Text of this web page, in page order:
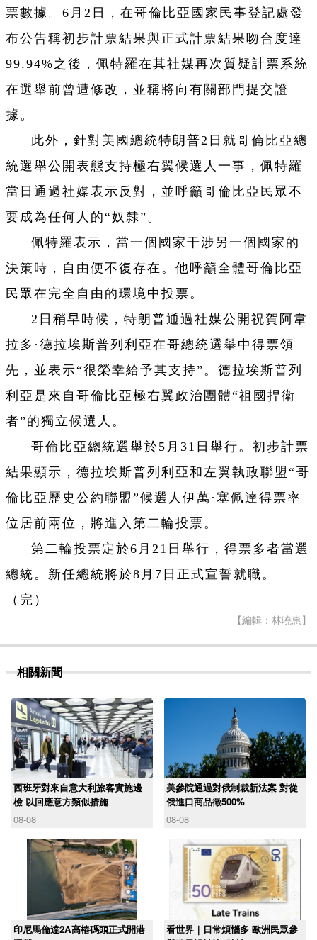
票數據。6月2日，在哥倫比亞國家民事登記處發
布公告稱初步計票結果與正式計票結果吻合度達
99.94%之後，佩特羅在其社媒再次質疑計票系統
在選舉前曾遭修改，並稱將向有關部門提交證
據。
此外，針對美國總統特朗普2日就哥倫比亞總
統選舉公開表態支持極右翼候選人一事，佩特羅
當日通過社媒表示反對，並呼籲哥倫比亞民眾不
要成為任何人的“奴隸”。
佩特羅表示，當一個國家干涉另一個國家的
決策時，自由便不復存在。他呼籲全體哥倫比亞
民眾在完全自由的環境中投票。
2日稍早時候，特朗普通過社媒公開祝賀阿韋
拉多·德拉埃斯普列利亞在哥總統選舉中得票領
先，並表示“很榮幸給予其支持”。德拉埃斯普列
利亞是來自哥倫比亞極右翼政治團體“祖國捍衛
者”的獨立候選人。
哥倫比亞總統選舉於5月31日舉行。初步計票
結果顯示，德拉埃斯普列利亞和左翼執政聯盟“哥
倫比亞歷史公約聯盟”候選人伊萬·塞佩達得票率
位居前兩位，將進入第二輪投票。
第二輪投票定於6月21日舉行，得票多者當選
總統。新任總統將於8月7日正式宣誓就職。
（完）
【編輯：林曉惠】
相關新聞
西班牙對來自意大利旅客實施邊
檢 以回應意方類似措施
08-08
美參院通過對俄制裁新法案 對從
俄進口商品徵500%
08-08
印尼馬倫達2A高樁碼頭正式開港
看世界｜日常煩惱多 歐洲民眾參